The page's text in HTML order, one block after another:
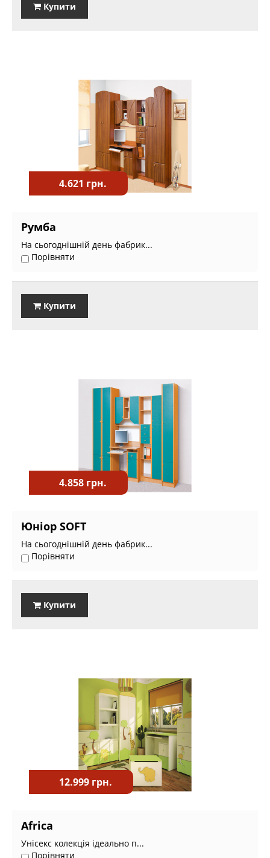
Купити
4.621 грн.
Румба
На сьогоднішній день фабрик...
Порівняти
Купити
4.858 грн.
Юніор SOFT
На сьогоднішній день фабрик...
Порівняти
Купити
12.999 грн.
Africa
Унісекс колекція ідеально п...
Порівняти